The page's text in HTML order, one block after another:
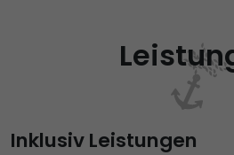
Inklusiv Leistungen